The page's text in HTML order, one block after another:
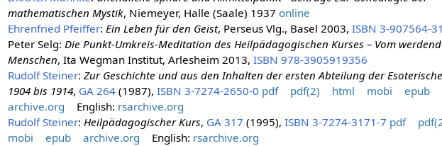
mathematischen Mystik, Niemeyer, Halle (Saale) 1937 online
Ehrenfried Pfeiffer: Ein Leben für den Geist, Perseus Vlg., Basel 2003, ISBN 3-907564-
Peter Selg: Die Punkt-Umkreis-Meditation des Heilpädagogischen Kurses – Vom
Menschen, Ita Wegman Institut, Arlesheim 2013, ISBN 978-3905919356
Rudolf Steiner: Zur Geschichte und aus den Inhalten der ersten Abteilung der
1904 bis 1914, GA 264(1987), ISBN 3-7274-2650-0 pdf pdf(2) html mobi
epub
archive.org
English: rsarchive.org
Rudolf Steiner: Heilpädagogischer Kurs, GA 317 (1995), ISBN 3-7274-3171-7 pdf
mobi
epub archive.org English: rsarchive.org